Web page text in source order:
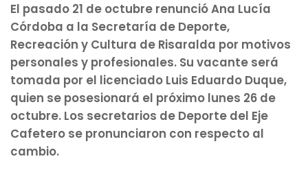
El pasado 21 de octubre renunció Ana Lucía
Córdoba a la Secretaría de Deporte,
Recreación y Cultura de Risaralda por motivos
personales y profesionales. Su vacante será
tomada por el licenciado Luis Eduardo Duque,
quien se posesionará el próximo lunes 26 de
octubre. Los secretarios de Deporte del Eje
Cafetero se pronunciaron con respecto al
cambio.